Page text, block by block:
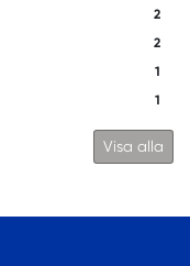
2
2
1
1
Visa alla